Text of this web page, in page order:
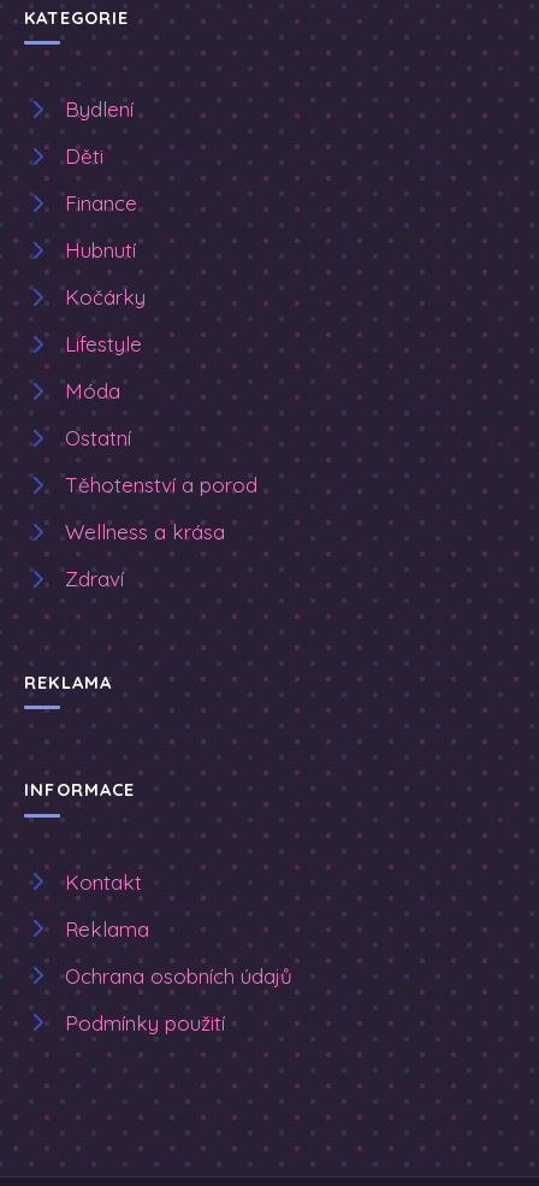
KATEGORIE
Bydlení
Děti
Finance
Hubnutí
Kočárky
Lifestyle
Móda
Ostatní
Těhotenství a porod
Wellness a krása
Zdraví
REKLAMA
INFORMACE
Kontakt
Reklama
Ochrana osobních údajů
Podmínky použití